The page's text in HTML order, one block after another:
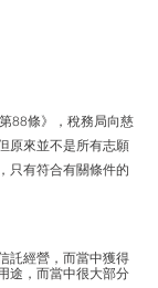
88條》，稅務局向慈
原來並不是所有志願
只有符合有關條件的
託經營，而當中獲得
途，而當中很大部分